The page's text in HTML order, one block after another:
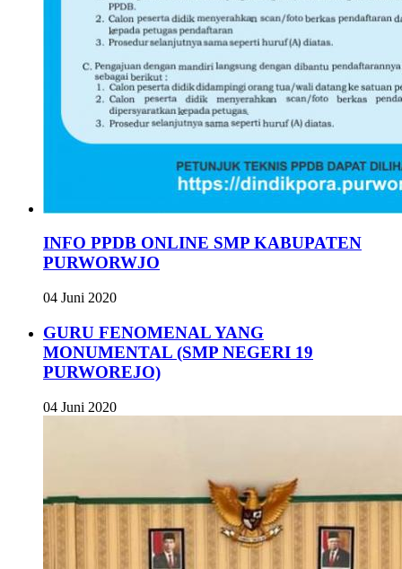
INFO PPDB ONLINE SMP KABUPATEN
PURWORWJO
04 Juni 2020
GURU FENOMENAL YANG
MONUMENTAL (SMP NEGERI 19
PURWOREJO)
04 Juni 2020